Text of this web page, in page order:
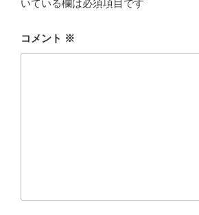
いている欄は必須項目です
コメント ※